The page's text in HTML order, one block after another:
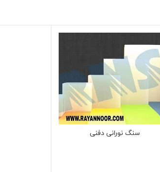
سنگ نورانی دفنی